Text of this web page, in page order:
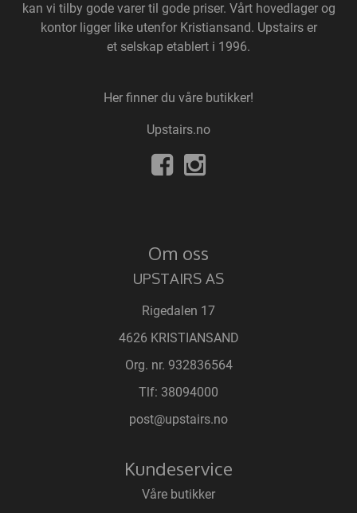
kan vi tilby gode varer til gode priser. Vårt hovedlager og
kontor ligger like utenfor Kristiansand. Upstairs er
et selskap etablert i 1996.
Her finner du våre butikker!
Upstairs.no
Om oss
UPSTAIRS AS
Rigedalen 17
4626 KRISTIANSAND
Org. nr. 932836564
Tlf: 38094000
post@upstairs.no
Kundeservice
Våre butikker